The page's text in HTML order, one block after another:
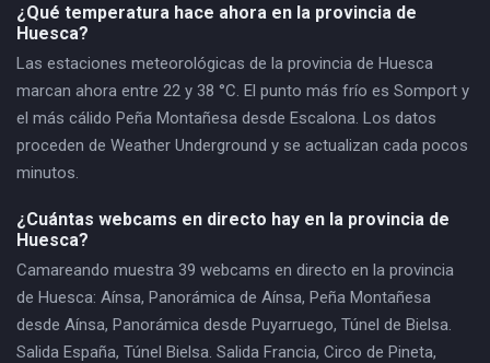
¿Qué temperatura hace ahora en la provincia de
Huesca?
Las estaciones meteorológicas de la provincia de Huesca
marcan ahora entre 22 y 38 °C. El punto más frío es Somport y
el más cálido Peña Montañesa desde Escalona. Los datos
proceden de Weather Underground y se actualizan cada pocos
minutos.
¿Cuántas webcams en directo hay en la provincia de
Huesca?
Camareando muestra 39 webcams en directo en la provincia
de Huesca: Aínsa, Panorámica de Aínsa, Peña Montañesa
desde Aínsa, Panorámica desde Puyarruego, Túnel de Bielsa.
Salida España, Túnel Bielsa. Salida Francia, Circo de Pineta,